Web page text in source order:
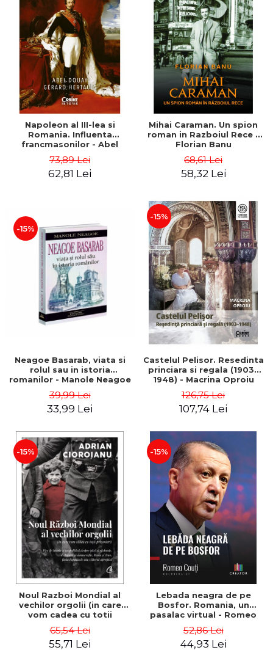
Napoleon al III-lea si
Romania. Influenta
francmasonilor - Abel
73,89 Lei
62,81 Lei
Mihai Caraman. Un spion
roman in Razboiul Rece -
Florian Banu
68,61 Lei
58,32 Lei
-15%
Neagoe Basarab, viata si
rolul sau in istoria
romanilor - Manole Neagoe
39,99 Lei
33,99 Lei
-15%
Castelul Pelisor. Resedinta
princiara si regala (1903–
1948) - Macrina Oproiu
126,75 Lei
107,74 Lei
-15%
Noul Razboi Mondial al
vechilor orgolii (in care
vom cadea cu totii
Cioroianu
65,54 Lei
55,71 Lei
-15%
Lebada neagra de pe
Bosfor. Romania, un
pasalac virtual - Romeo
52,86 Lei
44,93 Lei